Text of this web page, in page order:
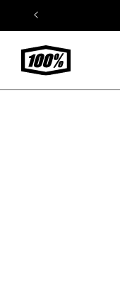
Aller au
contenu